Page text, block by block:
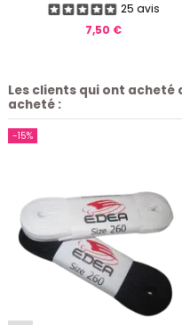
25 avis
7,50 €
Les clients qui ont
acheté :
-15%